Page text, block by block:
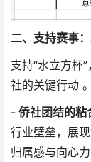
二、支持赛事
支持“水立方杯
社的关键行动 。
- 侨社团结的粘
行业壁垒，展
归属感与向心力